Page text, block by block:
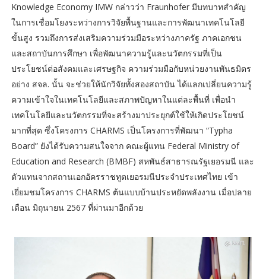
Knowledge Economy IMW กล่าวว่า Fraunhofer มีบทบาทสำคัญ
ในการเชื่อมโยงระหว่างการวิจัยพื้นฐานและการพัฒนาเทคโนโลยี
ขั้นสูง รวมถึงการส่งเสริมความร่วมมือระหว่างภาครัฐ ภาคเอกชน
และสถาบันการศึกษา เพื่อพัฒนาความรู้และนวัตกรรมที่เป็น
ประโยชน์ต่อสังคมและเศรษฐกิจ ความร่วมมือกับหน่วยงานพันธมิตร
อย่าง สจล. นั้น จะช่วยให้นักวิจัยทั้งสองสถาบัน ได้แลกเปลี่ยนความรู้
ความเข้าใจในเทคโนโลยีและสภาพปัญหาในแต่ละพื้นที่ เพื่อนำ
เทคโนโลยีและนวัตกรรมที่จะสร้างมาประยุกต์ใช้ให้เกิดประโยชน์
มากที่สุด ซึ่งโครงการ CHARMS เป็นโครงการที่พัฒนา “Typha
Board” ยังได้รับความสนใจจาก คณะผู้แทน Federal Ministry of
Education and Research (BMBF) สหพันธ์สาธารณรัฐเยอรมนี และ
ตัวแทนจากสถานเอกอัครราชทูตเยอรมนีประจำประเทศไทย เข้า
เยี่ยมชมโครงการ CHARMS ต้นแบบบ้านประหยัดพลังงาน เมื่อปลาย
เดือน มิถุนายน 2567 ที่ผ่านมาอีกด้วย